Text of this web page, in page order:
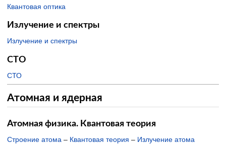
Квантовая оптика
Излучение и спектры
Излучение и спектры
СТО
СТО
Атомная и ядерная
Атомная физика. Квантовая теория
Строение атома – Квантовая теория – Излучение атома